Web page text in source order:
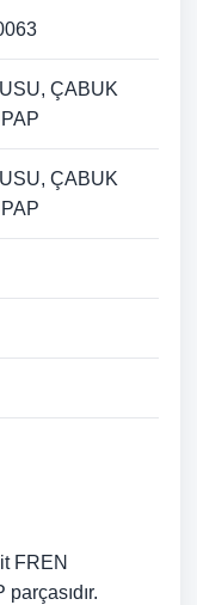
ÇABUK
ÇABUK
FREN